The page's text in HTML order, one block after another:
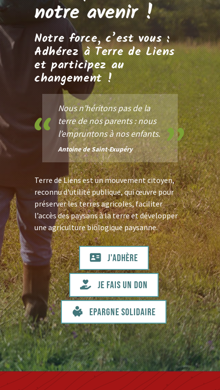
notre avenir !
Notre force, c’est vous :
Adhérez à Terre de Liens
et participez au
changement !
Nous n’héritons pas de la
terre de nos parents : nous
l’empruntons à nos enfants.
Antoine de Saint-Exupéry
Terre de Liens est un mouvement citoyen,
reconnu d'utilité publique, qui œuvre pour
préserver les terres agricoles, faciliter
l’accès des paysans à la terre et développer
une agriculture biologique paysanne.
J'adhère
Je fais un don
Epargne solidaire